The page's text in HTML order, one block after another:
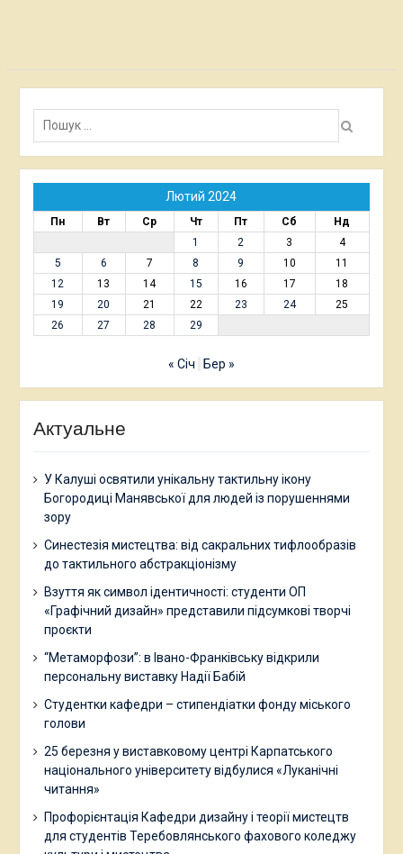
Пошук:
Лютий 2024
Пн Вт Ср Чт Пт Сб
Нд
1
2 3
4
5
6 7 8 9 10
11
12
13 14 15 16 17
18
19
20 21 22 23 24
25
26
27 28 29
« Січ Бер »
Актуальне
У Калуші освятили унікальну тактильну ікону
Богородиці Манявської для людей із порушеннями
зору
Синестезія мистецтва: від сакральних тифлообразів
до тактильного абстракціонізму
Взуття як символ ідентичності: студенти ОП
«Графічний дизайн» представили підсумкові творчі
проєкти
“Метаморфози”: в Івано-Франківську відкрили
персональну виставку Надії Бабій
Студентки кафедри – стипендіатки фонду міського
голови
25 березня у виставковому центрі Карпатського
національного університету відбулися «Луканічні
читання»
Профорієнтація Кафедри дизайну і теорії мистецтв
для студентів Теребовлянського фахового коледжу